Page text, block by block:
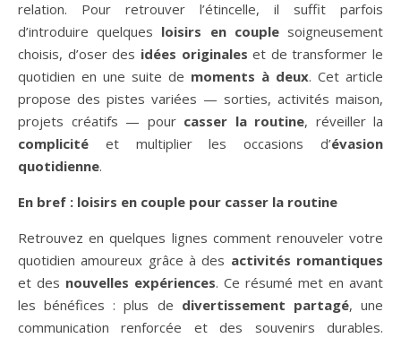
relation. Pour retrouver l’étincelle, il suffit parfois
d’introduire quelques loisirs en couplesoigneusement
choisis, d’oser des idées originales et de transformer le
quotidien en une suite de moments à deux. Cet article
propose des pistes variées — sorties, activités maison,
projets créatifs — pour casser la routine, réveiller la
complicité et multiplier les occasions d’évasion
quotidienne.
En bref : loisirs en couple pour casser la routine
Retrouvez en quelques lignes comment renouveler votre
quotidien amoureux grâce à des activités romantiques
et des nouvelles expériences. Ce résumé met en avant
les bénéfices : plus de divertissement partagé, une
communication renforcée et des souvenirs durables.